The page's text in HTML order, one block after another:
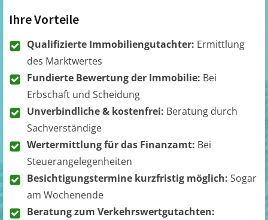
Ihre Vorteile
Qualifizierte Immobiliengutachter: Ermittlung
des Marktwertes
Fundierte Bewertung der Immobilie: Bei
Erbschaft und Scheidung
Unverbindliche & kostenfrei: Beratung durch
Sachverständige
Wertermittlung für das Finanzamt: Bei
Steuerangelegenheiten
Besichtigungstermine kurzfristig möglich: Sogar
am Wochenende
Beratung zum Verkehrswertgutachten: